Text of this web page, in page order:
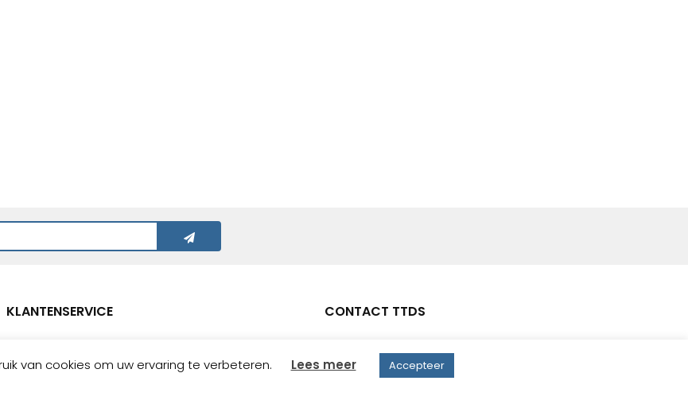
KLANTENSERVICE CONTACT TTDS
Drielse Veldweg 25, 5334 NW Velddriel
van cookies om uw ervaring te verbeteren. Lees meer Accepteer